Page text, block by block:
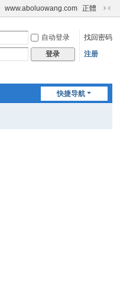
www.aboluowang.com 正體
切
到
自动登录
找回密码
登录 注册
快捷导航